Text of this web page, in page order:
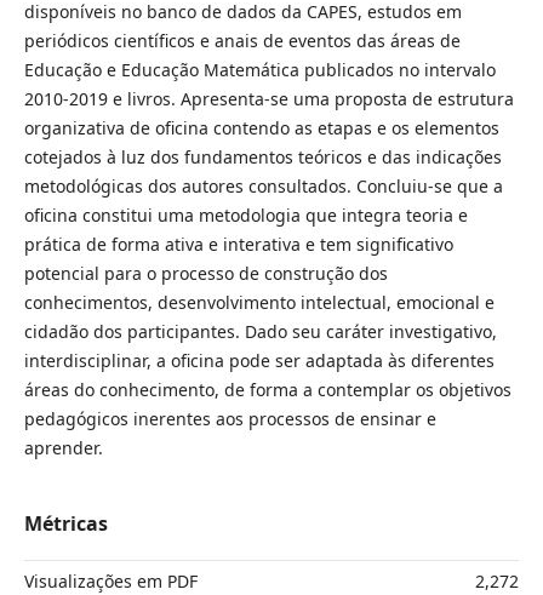
disponíveis no banco de dados da CAPES, estudos em
periódicos científicos e anais de eventos das áreas de
Educação e Educação Matemática publicados no intervalo
2010-2019 e livros. Apresenta-se uma proposta de estrutura
organizativa de oficina contendo as etapas e os elementos
cotejados à luz dos fundamentos teóricos e das indicações
metodológicas dos autores consultados. Concluiu-se que a
oficina constitui uma metodologia que integra teoria e
prática de forma ativa e interativa e tem significativo
potencial para o processo de construção dos
conhecimentos, desenvolvimento intelectual, emocional e
cidadão dos participantes. Dado seu caráter investigativo,
interdisciplinar, a oficina pode ser adaptada às diferentes
áreas do conhecimento, de forma a contemplar os objetivos
pedagógicos inerentes aos processos de ensinar e
aprender.
Métricas
Visualizações em PDF 2,272